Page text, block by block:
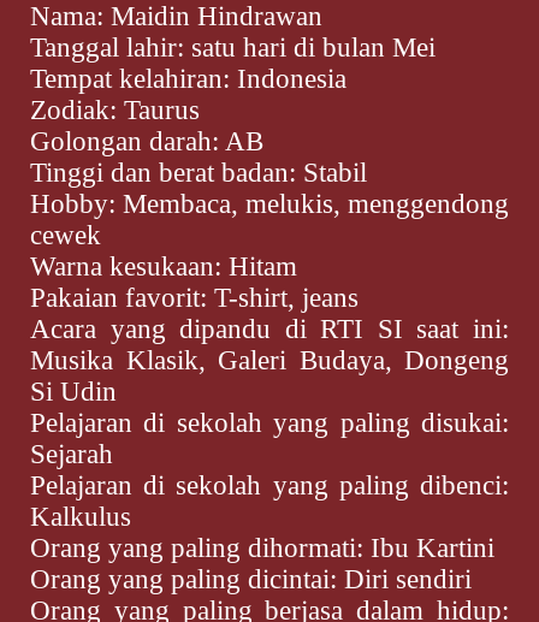
Nama: Maidin Hindrawan
Tanggal lahir: satu hari di bulan Mei
Tempat kelahiran: Indonesia
Zodiak: Taurus
Golongan darah: AB
Tinggi dan berat badan: Stabil
Hobby: Membaca, melukis, menggendong
cewek
Warna kesukaan: Hitam
Pakaian favorit: T-shirt, jeans
Acara yang dipandu di RTI SI saat ini:
Musika Klasik, Galeri Budaya, Dongeng
Si Udin
Pelajaran di sekolah yang paling disukai:
Sejarah
Pelajaran di sekolah yang paling dibenci:
Kalkulus
Orang yang paling dihormati: Ibu Kartini
Orang yang paling dicintai: Diri sendiri
Orang yang paling berjasa dalam hidup: